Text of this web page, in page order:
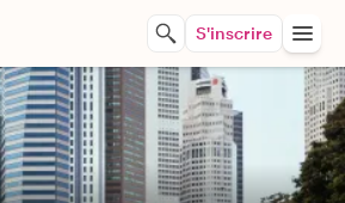
S'inscrire